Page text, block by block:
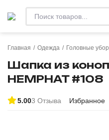
Главная / Одежда / Головные
Шапка из
HEMPHAT #108
5.003 Отзыва Избранное